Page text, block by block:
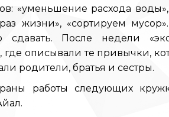
«уменьшение расхода
жизни», «сортируем
сдавать. После недели
где описывали те привычки,
родители, братья и сестры.
работы следующих